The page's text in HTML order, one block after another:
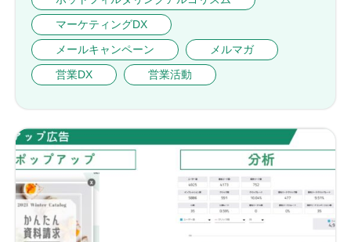
マーケティングDX
メールキャンペーン
メルマガ
営業DX
営業活動